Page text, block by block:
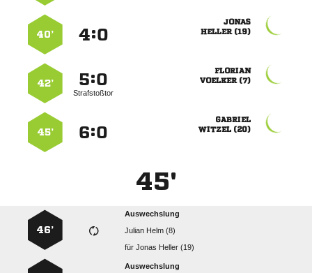

 
:
40’

 
:
Strafstoßtor
42’

 
:
45’
45'
Auswechslung
  
für  
46’
Auswechslung